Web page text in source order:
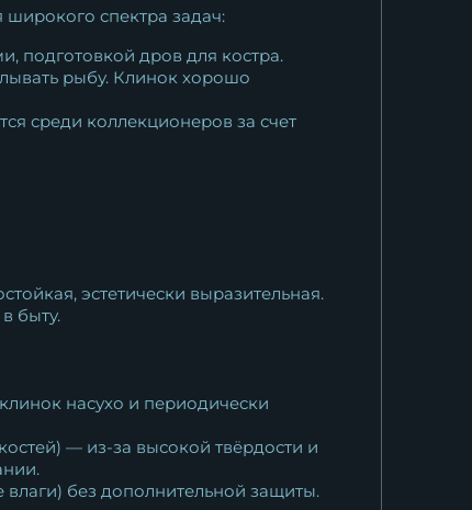
спектра задач:
подготовкой дров для костра.
рыбу. Клинок хорошо
среди коллекционеров за счет
эстетически выразительная.
быту.
насухо и периодически
— из-за высокой твёрдости и
влаги) без дополнительной защиты.